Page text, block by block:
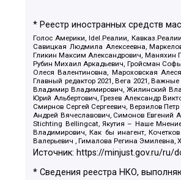
* Реестр иностранных средств
Голос Америки, Idel.Реалии,
Савицкая Людмила Алексеевна,
Гликин Максим Александрович, Маняхин
Рубин Михаил Аркадьевич, Гройсман
Олеся Валентиновна, Мароховская
Главный редактор 2021, Вега 2021,
Владимир Владимирович, Жилинский
Юрий Альбертович, Грезев Александр
Смирнов Сергей Сергеевич, Верзилов
Андрей Вячеславович, Симонов Евгений
Stichting Bellingcat, Якутия – Наше
Владимирович, Как бы инагент,
Валерьевич , Гималова Регина Эмилевна,
Источник: https://minjust.gov.ru/ru/
* Сведения реестра НКО,